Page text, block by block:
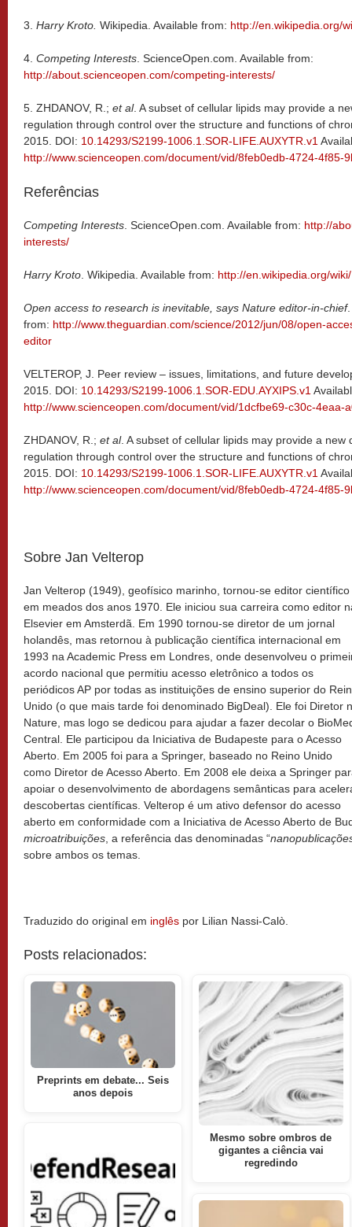
3. Harry Kroto. Wikipedia. Available from: http://en.wikipedia.org/
4. Competing Interests . ScienceOpen.com. Available from:
http://about.scienceopen.com/competing-interests/
5. ZHDANOV, R.; et al. A subset of cellular lipids may provide a
regulation through control over the structure and functions of
2015. DOI: 10.14293/S2199-1006.1.SOR-LIFE.AUXYTR.v1
http://www.scienceopen.com/document/vid/8feb0edb-4724-4f85-
Referências
Competing Interests . ScienceOpen.com. Available from: http://
interests/
Harry Kroto . Wikipedia. Available from: http://en.wikipedia.org/
Open access to research is inevitable, says Nature editor-in-chief
from: http://www.theguardian.com/science/2012/jun/08/open-
editor
VELTEROP, J. Peer review – issues, limitations, and future
2015. DOI: 10.14293/S2199-1006.1.SOR-EDU.AYXIPS.v1
http://www.scienceopen.com/document/vid/1dcfbe69-c30c-4eaa-
ZHDANOV, R.; et al. A subset of cellular lipids may provide a new
regulation through control over the structure and functions of
2015. DOI: 10.14293/S2199-1006.1.SOR-LIFE.AUXYTR.v1
http://www.scienceopen.com/document/vid/8feb0edb-4724-4f85-
Sobre Jan Velterop
Jan Velterop (1949), geofísico marinho, tornou-se editor científico
em meados dos anos 1970. Ele iniciou sua carreira como editor
Elsevier em Amsterdã. Em 1990 tornou-se diretor de um jornal
holandês, mas retornou à publicação científica internacional em
1993 na Academic Press em Londres, onde desenvolveu o
acordo nacional que permitiu acesso eletrônico a todos os
periódicos AP por todas as instituições de ensino superior do
Unido (o que mais tarde foi denominado BigDeal). Ele foi Diretor
Nature, mas logo se dedicou para ajudar a fazer decolar o
Central. Ele participou da Iniciativa de Budapeste para o Acesso
Aberto. Em 2005 foi para a Springer, baseado no Reino Unido
como Diretor de Acesso Aberto. Em 2008 ele deixa a Springer
apoiar o desenvolvimento de abordagens semânticas para
descobertas científicas. Velterop é um ativo defensor do acesso
aberto em conformidade com a Iniciativa de Acesso Aberto de
microatribuições , a referência das denominadas “
sobre ambos os temas.
Traduzido do original em inglês por Lilian Nassi-Calò.
Posts relacionados:
Preprints em debate... Seis
anos depois
Mesmo sobre ombros de
gigantes a ciência vai
regredindo